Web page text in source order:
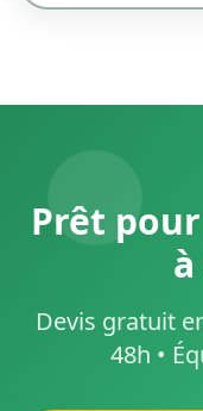
Prêt
Devis gratuit
48h •